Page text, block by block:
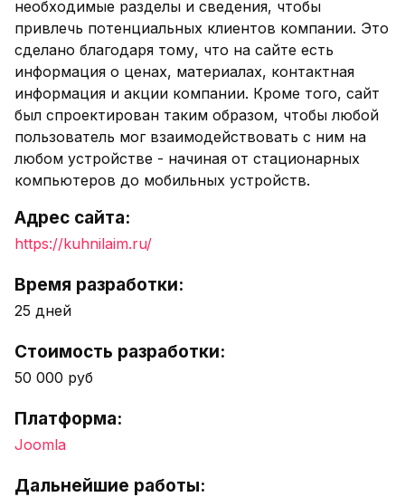
необходимые разделы и сведения, чтобы
привлечь потенциальных клиентов компании. Это
сделано благодаря тому, что на сайте есть
информация о ценах, материалах, контактная
информация и акции компании. Кроме того, сайт
был спроектирован таким образом, чтобы любой
пользователь мог взаимодействовать с ним на
любом устройстве - начиная от стационарных
компьютеров до мобильных устройств.
Адрес сайта:
https://kuhnilaim.ru/
Время разработки:
25 дней
Стоимость разработки:
50 000 руб
Платформа:
Joomla
Дальнейшие работы: